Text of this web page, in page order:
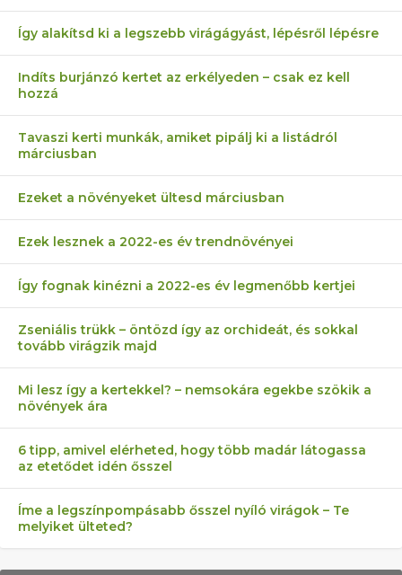
Így alakítsd ki a legszebb virágágyást, lépésről lépésre
Indíts burjánzó kertet az erkélyeden – csak ez kell
hozzá
Tavaszi kerti munkák, amiket pipálj ki a listádról
márciusban
Ezeket a növényeket ültesd márciusban
Ezek lesznek a 2022-es év trendnövényei
Így fognak kinézni a 2022-es év legmenőbb kertjei
Zseniális trükk – öntözd így az orchideát, és sokkal
tovább virágzik majd
Mi lesz így a kertekkel? – nemsokára egekbe szökik a
növények ára
6 tipp, amivel elérheted, hogy több madár látogassa
az etetődet idén ősszel
Íme a legszínpompásabb ősszel nyíló virágok – Te
melyiket ülteted?